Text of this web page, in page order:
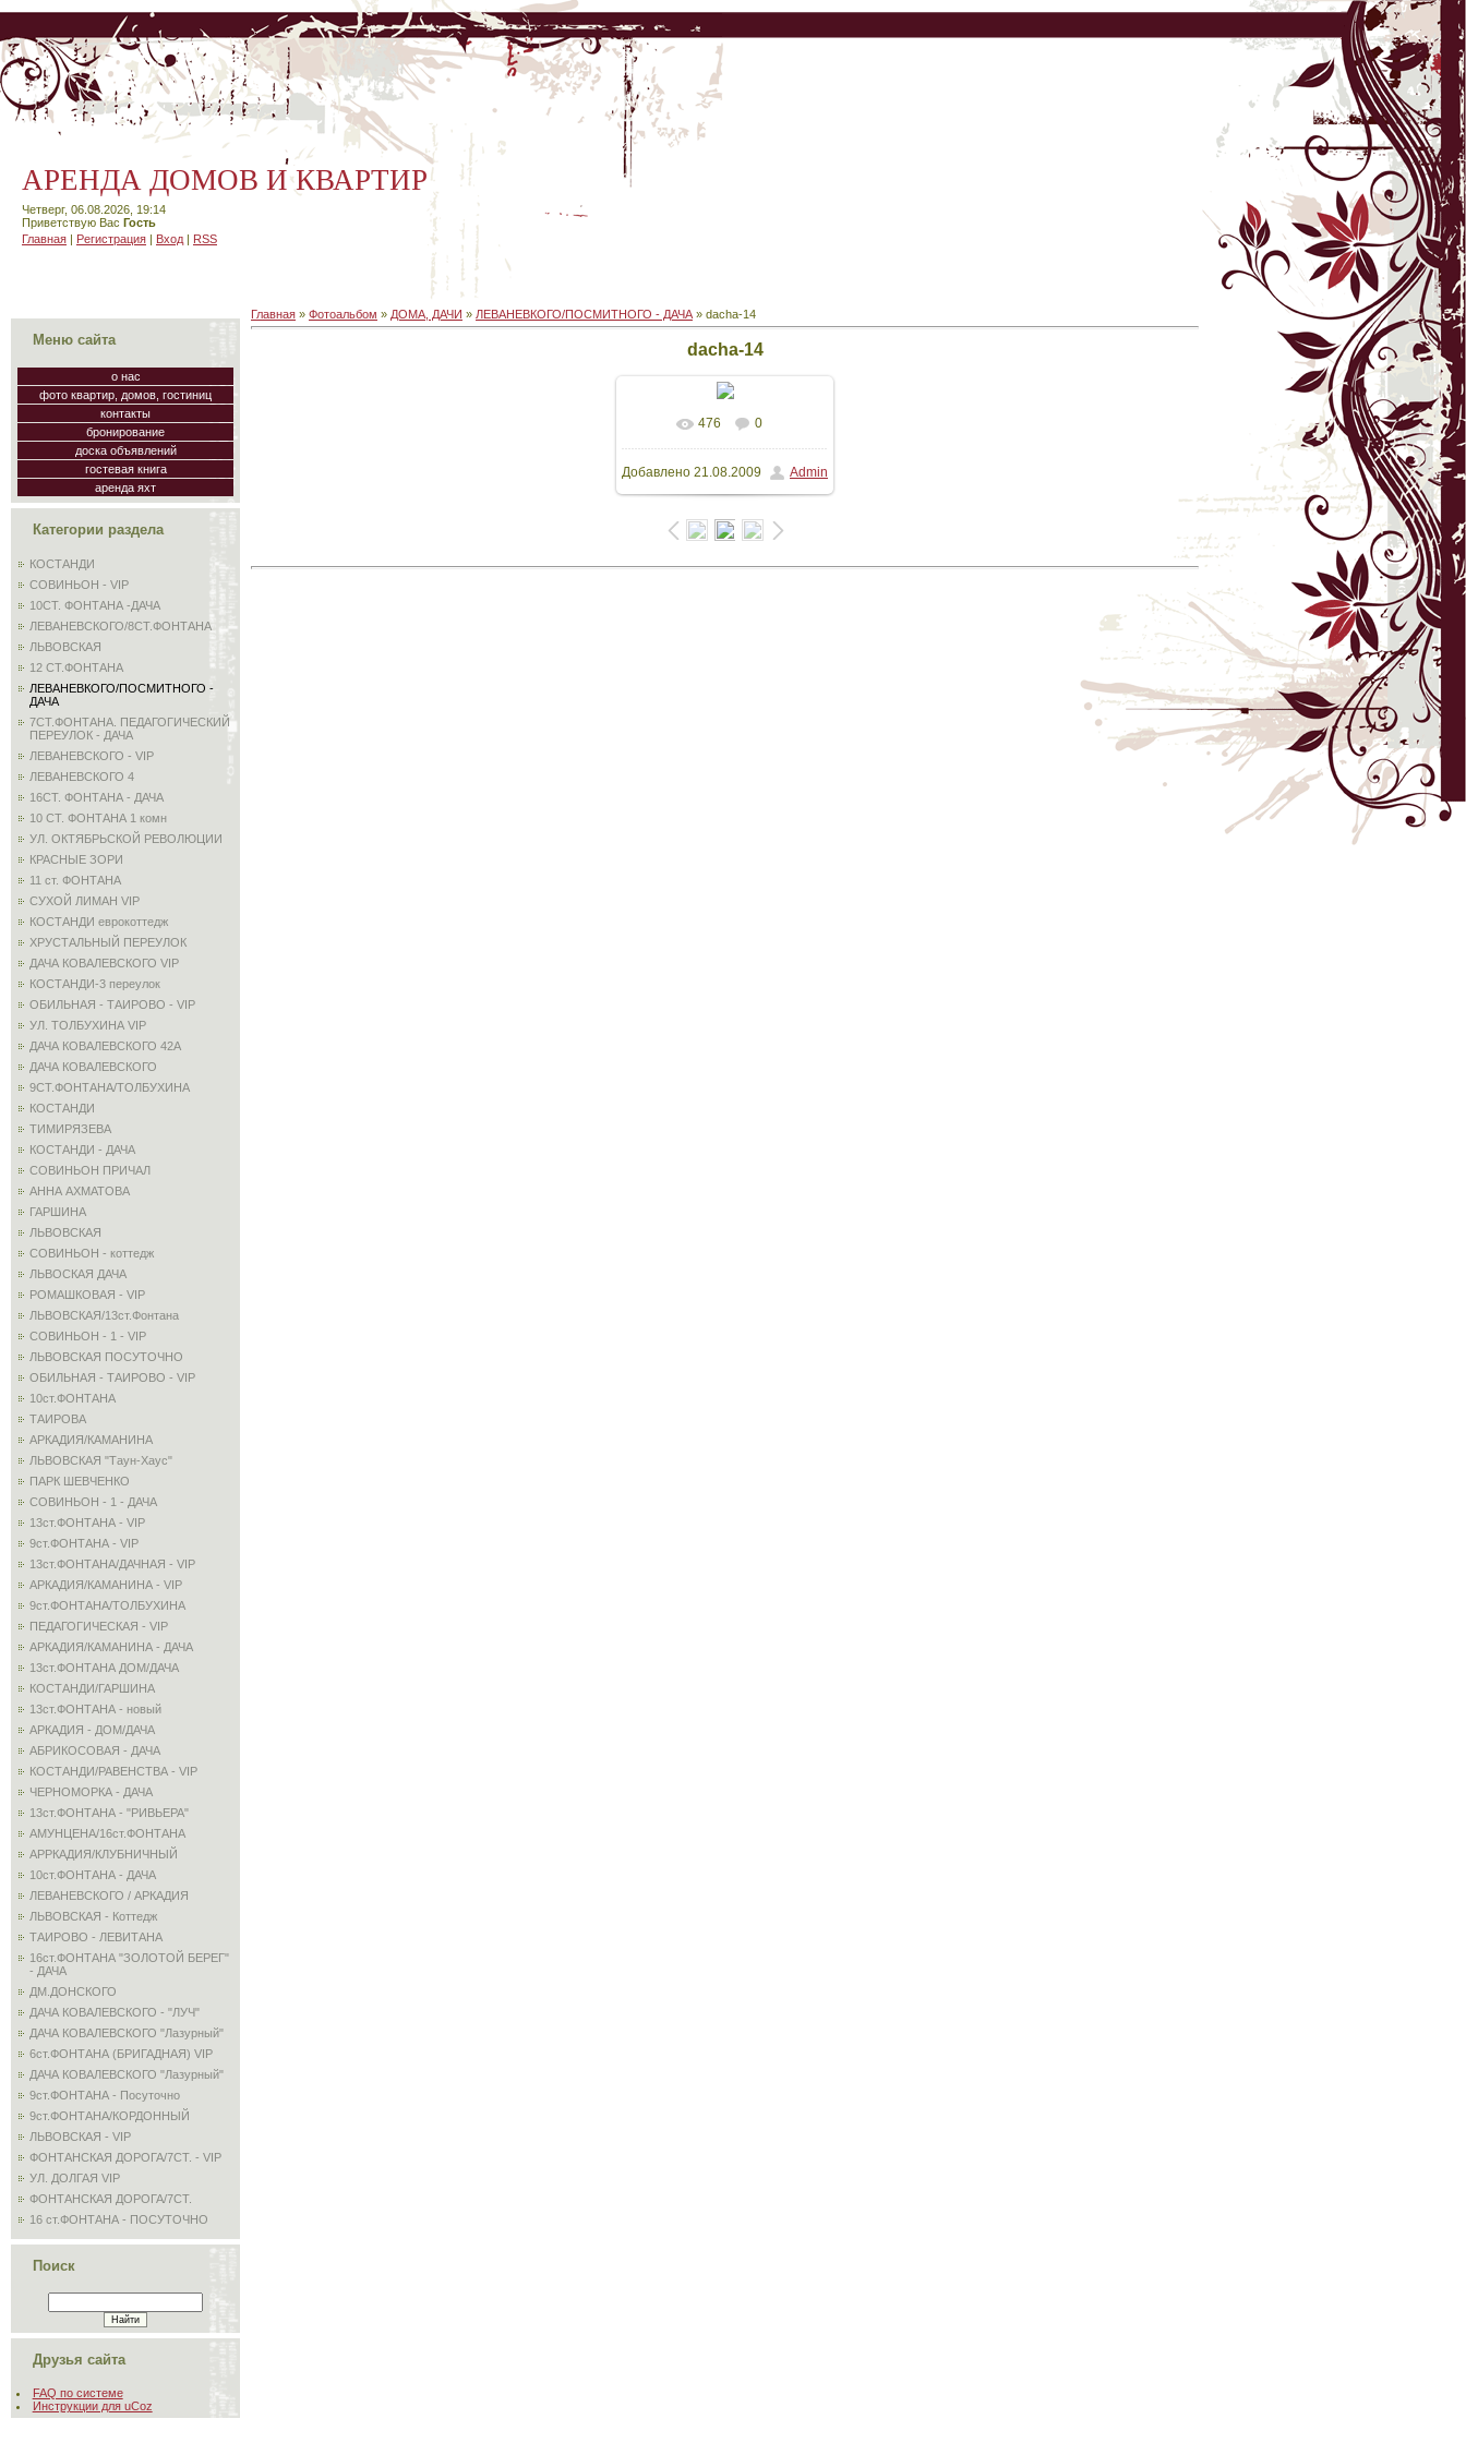
АРЕНДА ДОМОВ И КВАРТИР
Четверг, 06.08.2026, 19:14
Приветствую Вас Гость
Главная | Регистрация | Вход | RSS
Меню сайта
о нас
фото квартир, домов, гостиниц
контакты
бронирование
доска объявлений
гостевая книга
аренда яхт
Категории раздела
КОСТАНДИ
СОВИНЬОН - VIP
10СТ. ФОНТАНА -ДАЧА
ЛЕВАНЕВСКОГО/8СТ.ФОНТАНА
ЛЬВОВСКАЯ
12 СТ.ФОНТАНА
ЛЕВАНЕВКОГО/ПОСМИТНОГО -
ДАЧА
7СТ.ФОНТАНА. ПЕДАГОГИЧЕСКИЙ
ПЕРЕУЛОК - ДАЧА
ЛЕВАНЕВСКОГО - VIP
ЛЕВАНЕВСКОГО 4
16СТ. ФОНТАНА - ДАЧА
10 СТ. ФОНТАНА 1 комн
УЛ. ОКТЯБРЬСКОЙ РЕВОЛЮЦИИ
КРАСНЫЕ ЗОРИ
11 ст. ФОНТАНА
СУХОЙ ЛИМАН VIP
КОСТАНДИ еврокоттедж
ХРУСТАЛЬНЫЙ ПЕРЕУЛОК
ДАЧА КОВАЛЕВСКОГО VIP
КОСТАНДИ-3 переулок
ОБИЛЬНАЯ - ТАИРОВО - VIP
УЛ. ТОЛБУХИНА VIP
ДАЧА КОВАЛЕВСКОГО 42А
ДАЧА КОВАЛЕВСКОГО
9СТ.ФОНТАНА/ТОЛБУХИНА
КОСТАНДИ
ТИМИРЯЗЕВА
КОСТАНДИ - ДАЧА
СОВИНЬОН ПРИЧАЛ
АННА АХМАТОВА
ГАРШИНА
ЛЬВОВСКАЯ
СОВИНЬОН - коттедж
ЛЬВОСКАЯ ДАЧА
РОМАШКОВАЯ - VIP
ЛЬВОВСКАЯ/13ст.Фонтана
СОВИНЬОН - 1 - VIP
ЛЬВОВСКАЯ ПОСУТОЧНО
ОБИЛЬНАЯ - ТАИРОВО - VIP
10ст.ФОНТАНА
ТАИРОВА
АРКАДИЯ/КАМАНИНА
ЛЬВОВСКАЯ "Таун-Хаус"
ПАРК ШЕВЧЕНКО
СОВИНЬОН - 1 - ДАЧА
13ст.ФОНТАНА - VIP
9ст.ФОНТАНА - VIP
13ст.ФОНТАНА/ДАЧНАЯ - VIP
АРКАДИЯ/КАМАНИНА - VIP
9ст.ФОНТАНА/ТОЛБУХИНА
ПЕДАГОГИЧЕСКАЯ - VIP
АРКАДИЯ/КАМАНИНА - ДАЧА
13ст.ФОНТАНА ДОМ/ДАЧА
КОСТАНДИ/ГАРШИНА
13ст.ФОНТАНА - новый
АРКАДИЯ - ДОМ/ДАЧА
АБРИКОСОВАЯ - ДАЧА
КОСТАНДИ/РАВЕНСТВА - VIP
ЧЕРНОМОРКА - ДАЧА
13ст.ФОНТАНА - "РИВЬЕРА"
АМУНЦЕНА/16ст.ФОНТАНА
АРРКАДИЯ/КЛУБНИЧНЫЙ
10ст.ФОНТАНА - ДАЧА
ЛЕВАНЕВСКОГО / АРКАДИЯ
ЛЬВОВСКАЯ - Коттедж
ТАИРОВО - ЛЕВИТАНА
16ст.ФОНТАНА "ЗОЛОТОЙ БЕРЕГ"
- ДАЧА
ДМ.ДОНСКОГО
ДАЧА КОВАЛЕВСКОГО - "ЛУЧ"
ДАЧА КОВАЛЕВСКОГО "Лазурный"
6ст.ФОНТАНА (БРИГАДНАЯ) VIP
ДАЧА КОВАЛЕВСКОГО "Лазурный"
9ст.ФОНТАНА - Посуточно
9ст.ФОНТАНА/КОРДОННЫЙ
ЛЬВОВСКАЯ - VIP
ФОНТАНСКАЯ ДОРОГА/7СТ. - VIP
УЛ. ДОЛГАЯ VIP
ФОНТАНСКАЯ ДОРОГА/7СТ.
16 ст.ФОНТАНА - ПОСУТОЧНО
Поиск
Друзья сайта
FAQ по системе
Инструкции для uCoz
Главная » Фотоальбом » ДОМА, ДАЧИ » ЛЕВАНЕВКОГО/ПОСМИТНОГО - ДАЧА » dacha-14
dacha-14
В реальном размере
816x612/ 131.2Kb
476 0
Добавлено 21.08.2009 Admin